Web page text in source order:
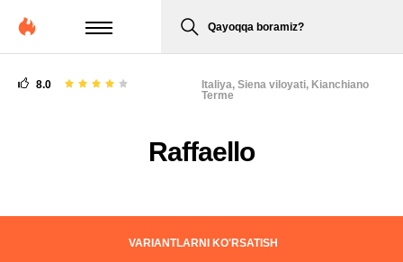
Qayoqqa boramiz?
8.0
Raffaello
Italiya, Siena viloyati, Kianchiano
Terme
VARIANTLARNI KO'RSATISH